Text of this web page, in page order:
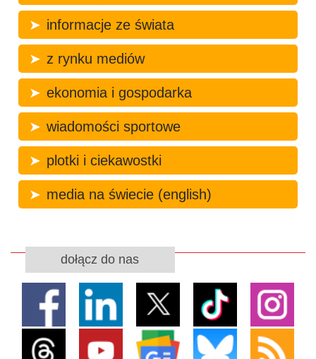
informacje ze świata
z rynku mediów
ekonomia i gospodarka
wiadomości sportowe
plotki i ciekawostki
media na świecie (english)
dołącz do nas